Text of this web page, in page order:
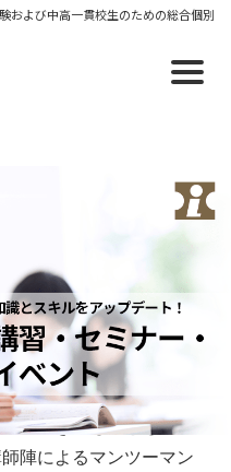
および中高一貫校生のための総合個別
スタート＆ラス
で集中特訓！！
基づき、もっとも効率
陣によるマンツーマン